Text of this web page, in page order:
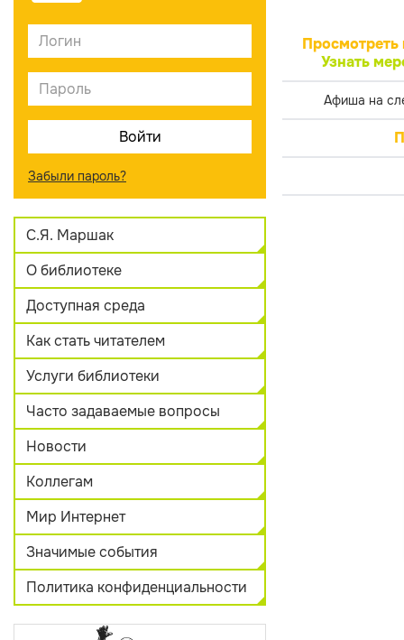
Забыли пароль?
С.Я. Маршак
О библиотеке
Доступная среда
Как стать читателем
Услуги библиотеки
Часто задаваемые вопросы
Новости
Коллегам
Мир Интернет
Значимые события
Политика конфиденциальности
Просмотреть
Узнать
Афиша на